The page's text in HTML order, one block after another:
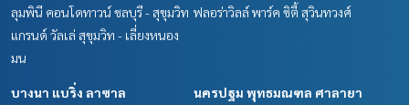
ลุมพินี คอนโดทาวน์ ชลบุรี - สุขุมวิท
แกรนด์ วัลเล่ สุขุมวิท - เลี่ยงหนอง
มน
ฟลอร่าวิลล์ พาร์ค ซิตี้ สุวินทวงศ์
บางนา แบริ่ง ลาซาล นครปฐม พุทธมณฑล ศาลายา